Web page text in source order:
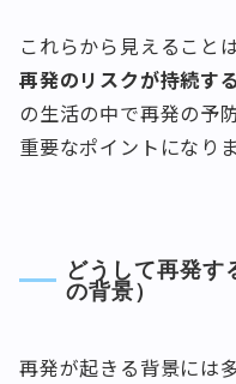
これらから見えることは
再発のリスクが持続する
の生活の中で再発の予
重要なポイントになりま
どうして再発す
の背景）
再発が起きる背景には